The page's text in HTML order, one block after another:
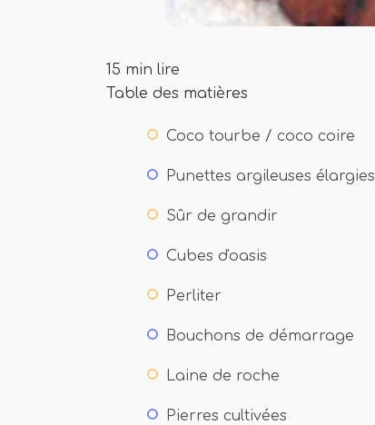
15 min lire
Table des matières
Coco tourbe / coco coire
Punettes argileuses élargies
Sûr de grandir
Cubes d'oasis
Perliter
Bouchons de démarrage
Laine de roche
Pierres cultivées